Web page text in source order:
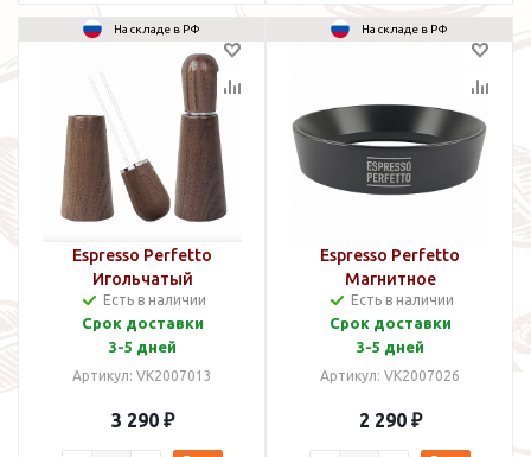
На складе в РФ
Espresso Perfetto
Игольчатый
распределитель кофе
WDT Tool Дерево
Есть в наличии
Срок доставки
3-5 дней
Артикул: VK2007013
3 290 ₽
На складе в РФ
Espresso Perfetto
Магнитное
дозирующее кольцо
(Трихтер) 58 мм
Есть в наличии
Срок доставки
3-5 дней
Артикул: VK2007026
2 290 ₽